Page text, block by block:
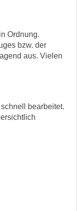
Ordnung.
bzw. der
aus. Vielen
bearbeitet.